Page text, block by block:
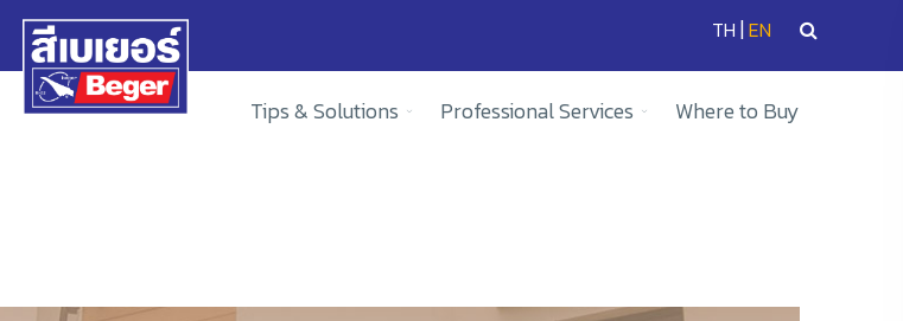
TH |EN
Tips & Solutions Professional Services Where to Buy